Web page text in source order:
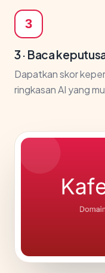
3
3 · Baca
Dapatkan skor
ringkasan AI yang